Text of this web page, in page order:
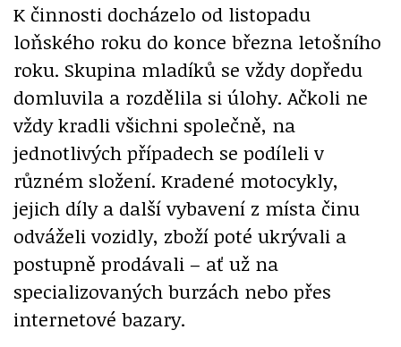
K činnosti docházelo od listopadu
loňského roku do konce března letošního
roku. Skupina mladíků se vždy dopředu
domluvila a rozdělila si úlohy. Ačkoli ne
vždy kradli všichni společně, na
jednotlivých případech se podíleli v
různém složení. Kradené motocykly,
jejich díly a další vybavení z místa činu
odváželi vozidly, zboží poté ukrývali a
postupně prodávali – ať už na
specializovaných burzách nebo přes
internetové bazary.